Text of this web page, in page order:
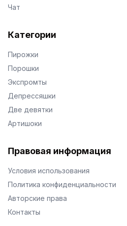
Чат
Категории
Пирожки
Порошки
Экспромты
Депрессяшки
Две девятки
Артишоки
Правовая информация
Условия использования
Политика конфиденциальности
Авторские права
Контакты